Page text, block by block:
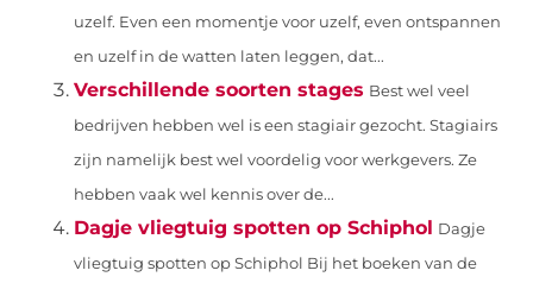
uzelf. Even een momentje voor uzelf, even ontspannen
en uzelf in de watten laten leggen, dat...
Verschillende soorten stages Best wel veel
bedrijven hebben wel is een stagiair gezocht. Stagiairs
zijn namelijk best wel voordelig voor werkgevers. Ze
hebben vaak wel kennis over de...
Dagje vliegtuig spotten op Schiphol Dagje
vliegtuig spotten op Schiphol Bij het boeken van de